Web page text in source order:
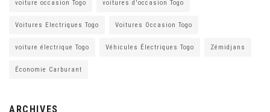
voiture occasion Togo voitures d'occasion Togo
Voitures Electriques Togo Voitures Occasion Togo
voiture électrique Togo Véhicules Électriques Togo Zémidjans
Économie Carburant
ARCHIVES